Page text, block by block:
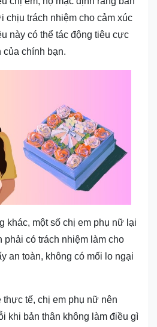
chịu trách nhiệm cho cảm xúc
này có thể tác động tiêu cực
của chính bạn.
khác, một số chị em phụ nữ lại
phải có trách nhiệm làm cho
an toàn, không có mối lo ngại
thực tế, chị em phụ nữ nên
khi bản thân không làm điều gì